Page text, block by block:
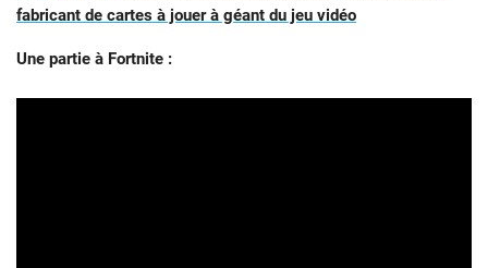
fabricant de cartes à jouer à géant du jeu vidéo
Une partie à Fortnite :